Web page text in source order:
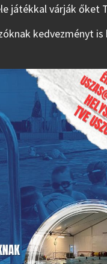
játékkal várják őket
kedvezményt